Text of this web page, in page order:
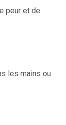
peur et de
les mains ou